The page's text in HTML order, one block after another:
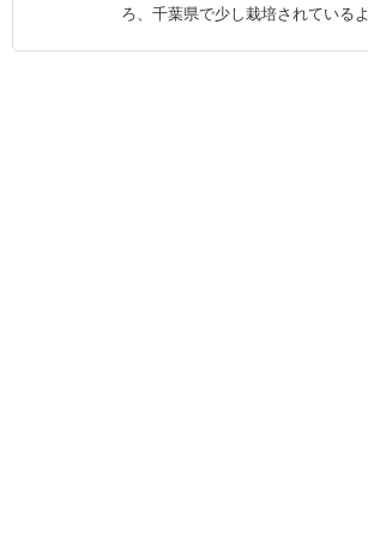
ろ、千葉県で少し栽培されているよ